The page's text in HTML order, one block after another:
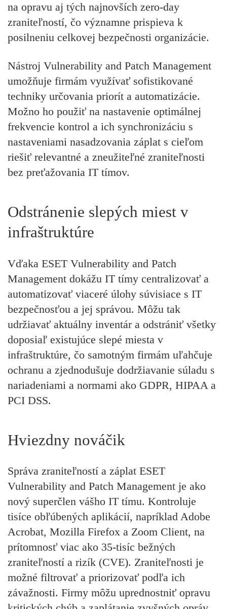
na opravu aj tých najnovších zero-day
zraniteľností, čo významne prispieva k
posilneniu celkovej bezpečnosti organizácie.
Nástroj Vulnerability and Patch Management
umožňuje firmám využívať sofistikované
techniky určovania priorít a automatizácie.
Možno ho použiť na nastavenie optimálnej
frekvencie kontrol a ich synchronizáciu s
nastaveniami nasadzovania záplat s cieľom
riešiť relevantné a zneužiteľné zraniteľnosti
bez preťažovania IT tímov.
Odstránenie slepých miest v
infraštruktúre
Vďaka ESET Vulnerability and Patch
Management dokážu IT tímy centralizovať a
automatizovať viaceré úlohy súvisiace s IT
bezpečnosťou a jej správou. Môžu tak
udržiavať aktuálny inventár a odstrániť všetky
doposiaľ existujúce slepé miesta v
infraštruktúre, čo samotným firmám uľahčuje
ochranu a zjednodušuje dodržiavanie súladu s
nariadeniami a normami ako GDPR, HIPAA a
PCI DSS.
Hviezdny nováčik
Správa zraniteľností a záplat ESET
Vulnerability and Patch Management je ako
nový superčlen vášho IT tímu. Kontroluje
tisíce obľúbených aplikácií, napríklad Adobe
Acrobat, Mozilla Firefox a Zoom Client, na
prítomnosť viac ako 35-tisíc bežných
zraniteľností a rizík (CVE). Zraniteľnosti je
možné filtrovať a priorizovať podľa ich
závažnosti. Firmy môžu uprednostniť opravu